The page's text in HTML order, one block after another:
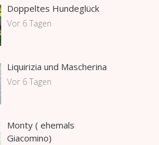
Doppeltes Hundeglück
Vor 6 Tagen
Liquirizia und Mascherina
Vor 6 Tagen
Monty ( ehemals
Giacomino)